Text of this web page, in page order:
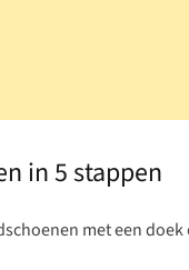
in 5 stappen
met een